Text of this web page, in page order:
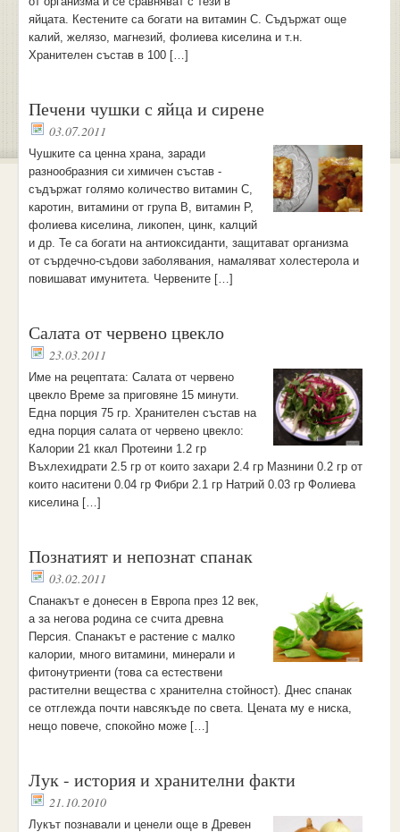
яйцата. Кестените са богати на витамин С. Съдържат още
калий, желязо, магнезий, фолиева киселина и т.н.
Хранителен състав в 100 […]
Печени чушки с яйца и сирене
03.07.2011
Чушките са ценна храна, заради
разнообразния си химичен състав -
съдържат голямо количество витамин С,
каротин, витамини от група В, витамин Р,
фолиева киселина, ликопен, цинк, калций
и др. Те са богати на антиоксиданти, защитават организма
от сърдечно-съдови заболявания, намаляват холестерола и
повишават имунитета. Червените […]
Салата от червено цвекло
23.03.2011
Имe нa peцeптaтa: Салата от червено
цвекло Време за приговяне 15 минути.
Една порция 75 гр. Хранителен състав на
една порция салата от червено цвекло:
Калории 21 ккал Протеини 1.2 гр
Въхлехидрати 2.5 гр от които захари 2.4 гр Мазнини 0.2 гр от
които наситени 0.04 гр Фибри 2.1 гр Натрий 0.03 гр Фолиева
киселина […]
Познатият и непознат спанак
03.02.2011
Спанакът е донесен в Европа през 12 век,
а за негова родина се счита древна
Персия. Спанакът е растение с малко
калории, много витамини, минерали и
фитонутриенти (това са естествени
растителни вещества с хранителна стойност). Днес спанак
се отглежда почти навсякъде по света. Цената му е ниска,
нещо повече, спокойно може […]
Лук - история и хранителни факти
21.10.2010
Лукът познавали и ценели още в Древен